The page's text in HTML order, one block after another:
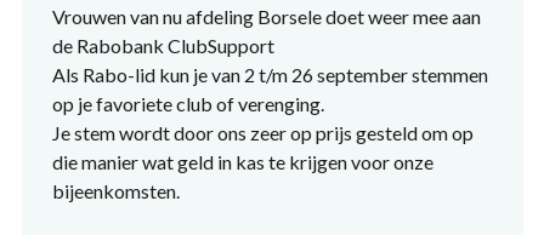
Vrouwen van nu afdeling Borsele doet weer mee aan
de Rabobank ClubSupport
Als Rabo-lid kun je van 2 t/m 26 september stemmen
op je favoriete club of verenging.
Je stem wordt door ons zeer op prijs gesteld om op
die manier wat geld in kas te krijgen voor onze
bijeenkomsten.